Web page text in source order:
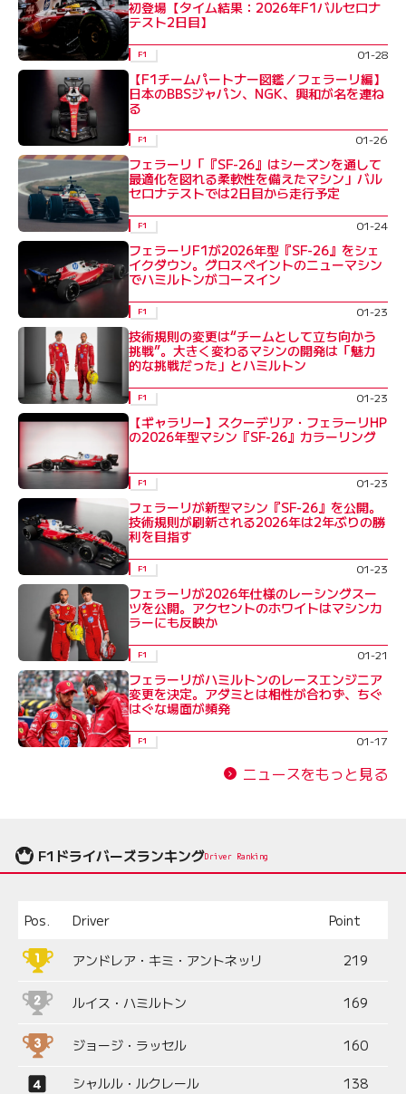
初登場【タイム結果：2026年F1バルセロナ
テスト2日目】
F1 01-28
【F1チームパートナー図鑑／フェラーリ編】
日本のBBSジャパン、NGK、興和が名を連ね
る
F1 01-26
フェラーリ「『SF-26』はシーズンを通して
最適化を図れる柔軟性を備えたマシン」バル
セロナテストでは2日目から走行予定
F1 01-24
フェラーリF1が2026年型『SF-26』をシェ
イクダウン。グロスペイントのニューマシン
でハミルトンがコースイン
F1 01-23
技術規則の変更は“チームとして立ち向かう
挑戦”。大きく変わるマシンの開発は「魅力
的な挑戦だった」とハミルトン
F1 01-23
【ギャラリー】スクーデリア・フェラーリHP
の2026年型マシン『SF-26』カラーリング
F1 01-23
フェラーリが新型マシン『SF-26』を公開。
技術規則が刷新される2026年は2年ぶりの勝
利を目指す
F1 01-23
フェラーリが2026年仕様のレーシングスー
ツを公開。アクセントのホワイトはマシンカ
ラーにも反映か
F1 01-21
フェラーリがハミルトンのレースエンジニア
変更を決定。アダミとは相性が合わず、ちぐ
はぐな場面が頻発
F1 01-17
ニュースをもっと見る
F1ドライバーズランキングDriver Ranking
Pos. Driver Point
アンドレア・キミ・アントネッリ 219
ルイス・ハミルトン 169
ジョージ・ラッセル 160
シャルル・ルクレール
138